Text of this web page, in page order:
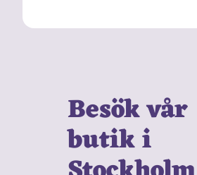
Besök vår
butik i